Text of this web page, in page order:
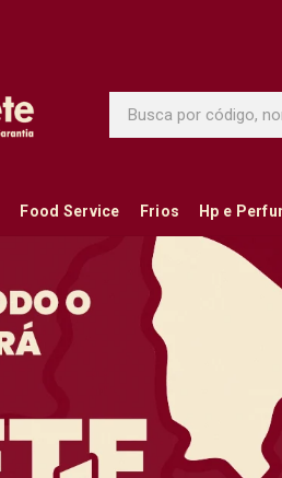
Food Service Frios Hp e